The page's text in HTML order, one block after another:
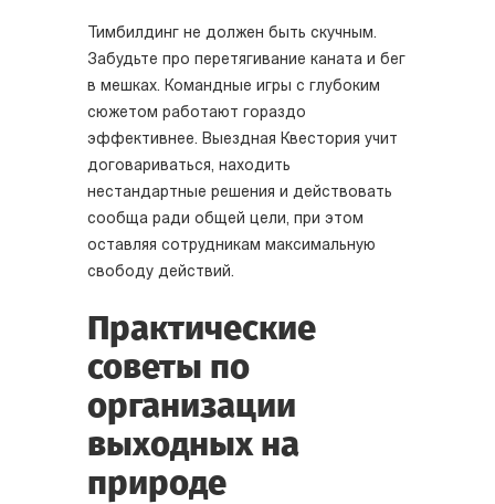
Тимбилдинг не должен быть скучным.
Забудьте про перетягивание каната и бег
в мешках. Командные игры с глубоким
сюжетом работают гораздо
эффективнее. Выездная Квестория учит
договариваться, находить
нестандартные решения и действовать
сообща ради общей цели, при этом
оставляя сотрудникам максимальную
свободу действий.
Практические
советы по
организации
выходных на
природе